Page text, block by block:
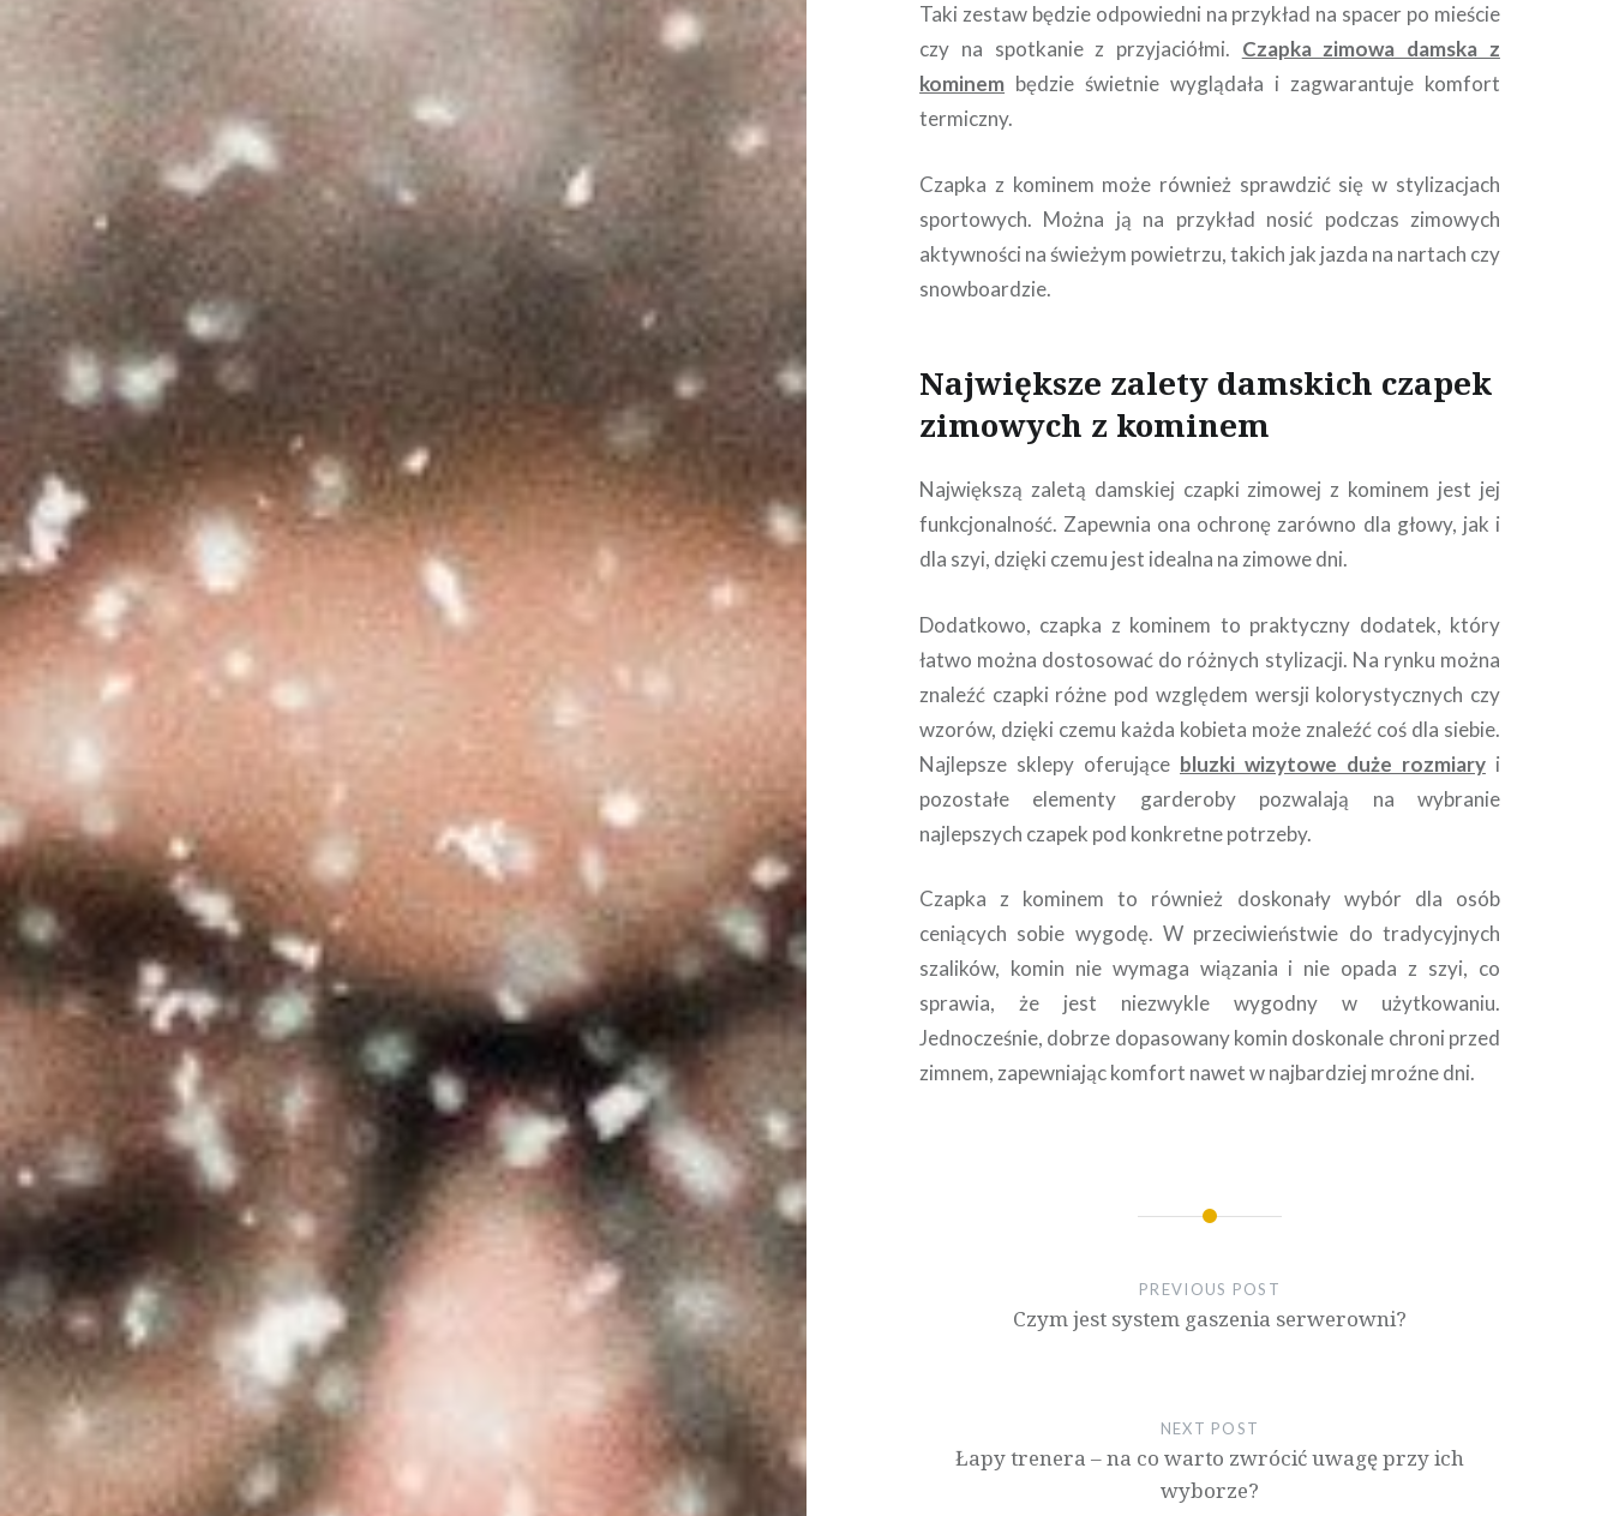
Taki zestaw będzie odpowiedni na przykład na spacer po mieście
czy na spotkanie z przyjaciółmi. Czapka zimowa damska z
kominem będzie świetnie wyglądała i zagwarantuje komfort
termiczny.
Czapka z kominem może również sprawdzić się w stylizacjach
sportowych. Można ją na przykład nosić podczas zimowych
aktywności na świeżym powietrzu, takich jak jazda na nartach czy
snowboardzie.
Największe zalety damskich czapek
zimowych z kominem
Największą zaletą damskiej czapki zimowej z kominem jest jej
funkcjonalność. Zapewnia ona ochronę zarówno dla głowy, jak i
dla szyi, dzięki czemu jest idealna na zimowe dni.
Dodatkowo, czapka z kominem to praktyczny dodatek, który
łatwo można dostosować do różnych stylizacji. Na rynku można
znaleźć czapki różne pod względem wersji kolorystycznych czy
wzorów, dzięki czemu każda kobieta może znaleźć coś dla siebie.
Najlepsze sklepy oferujące bluzki wizytowe duże rozmiaryi
pozostałe elementy garderoby pozwalają na wybranie
najlepszych czapek pod konkretne potrzeby.
Czapka z kominem to również doskonały wybór dla osób
ceniących sobie wygodę. W przeciwieństwie do tradycyjnych
szalików, komin nie wymaga wiązania i nie opada z szyi, co
sprawia, że jest niezwykle wygodny w użytkowaniu.
Jednocześnie, dobrze dopasowany komin doskonale chroni przed
zimnem, zapewniając komfort nawet w najbardziej mroźne dni.
Nawigacja
wpisu
PREVIOUS POST
Czym jest system gaszenia serwerowni?
NEXT POST
Łapy trenera – na co warto zwrócić uwagę przy ich
wyborze?